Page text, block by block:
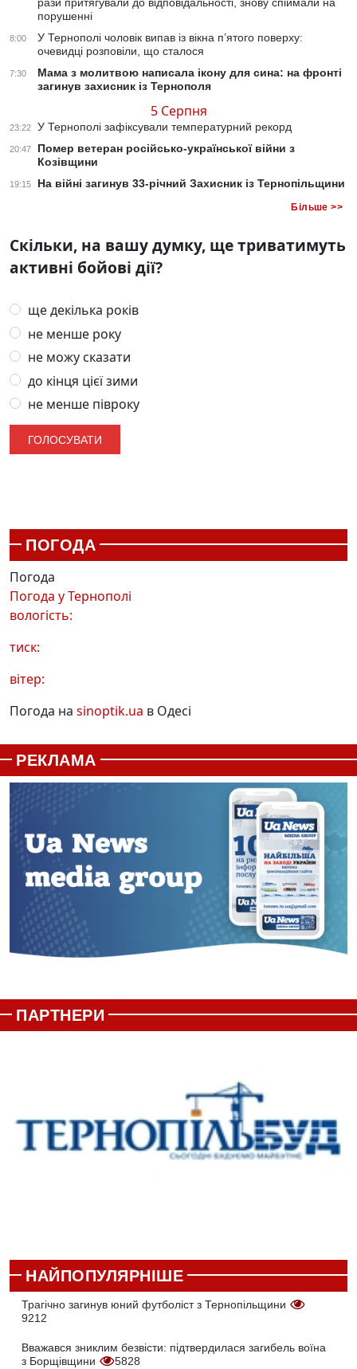
порушенні
8:00
У Тернополі чоловік випав із вікна п’ятого поверху:
очевидці розповіли, що сталося
7:30
Мама з молитвою написала ікону для сина: на фронті
загинув захисник із Тернополя
5 Серпня
23:22 У Тернополі зафіксували температурний рекорд
20:47
Помер ветеран російсько-української війни з
Козівщини
19:15 На війні загинув 33-річний Захисник із Тернопільщини
Більше >>
Скільки, на вашу думку, ще триватимуть
активні бойові дії?
ще декілька років
не менше року
не можу сказати
до кінця цієї зими
не менше півроку
ПОГОДА
Погода
Погода уТернополі
вологість:
тиск:
вітер:
Погода на sinoptik.ua в Одесі
РЕКЛАМА
ПАРТНЕРИ
НАЙПОПУЛЯРНІШЕ
Трагічно загинув юний футболіст з Тернопільщини
9212
Вважався зниклим безвісти: підтвердилася загибель воїна
з Борщівщини
5828